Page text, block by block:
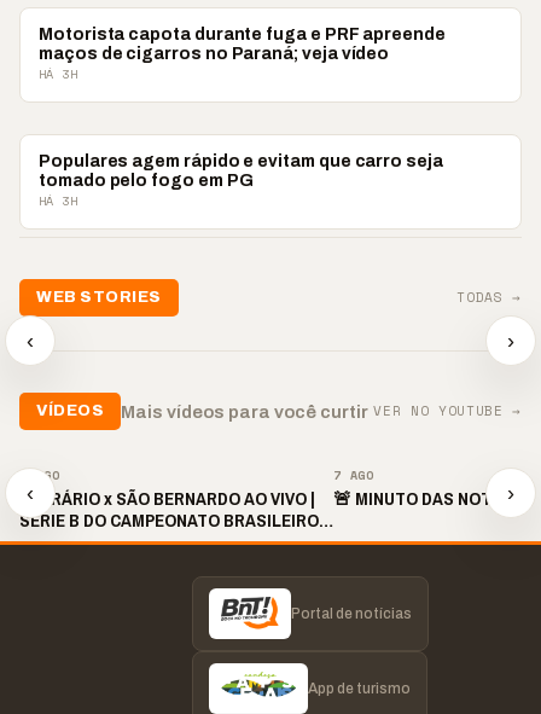
POLICIAL
Motorista capota durante fuga e PRF apreende
maços de cigarros no Paraná; veja vídeo
HÁ 3H
POLICIAL
Populares agem rápido e evitam que carro seja
tomado pelo fogo em PG
HÁ 3H
WEB STORIES TODAS →
‹
📢💜 Agosto Lilás
reforça combate à
violência contra a
mulher
📢 Noite
chega
oração
›
VÍDEOS Mais vídeos para você curtir VER NO YOUTUBE →
‹
7 AGO
OPERÁRIO x SÃO BERNARDO AO VIVO |
SÉRIE B DO CAMPEONATO BRASILEIRO
2026 | 19H30
7 AGO
🚨 MINUTO DAS ›
Portal de notícias
App de turismo